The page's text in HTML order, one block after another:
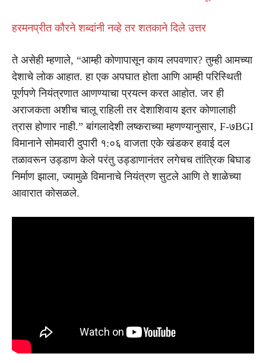
हरमनप्रीत कौरने शब्दांनी नव्हे तर शतकाने दिले उत्तर
ते असेही म्हणाले, “आम्ही कोणापासून काय लपवणार? तुम्ही आमच्या
देशाचे लोक आहात. हा एक अपघात होता आणि आम्ही परिस्थिती
पूर्णपणे नियंत्रणात आणण्याचा प्रयत्न करत आहोत. जर ही
अराजकता अशीच चालू राहिली तर देशाशिवाय इतर कोणालाही
त्रास होणार नाही.” बांगलादेशी लष्कराच्या म्हणण्यानुसार, F-७BGI
विमानाने सोमवारी दुपारी १:०६ वाजता एके खंडकर हवाई दल
तळावरून उड्डाण केले परंतु उड्डाणानंतर लगेचच तांत्रिक बिघाड
निर्माण झाला, ज्यामुळे विमानाचे नियंत्रण सुटले आणि ते शाळेच्या
आवारात कोसळले.